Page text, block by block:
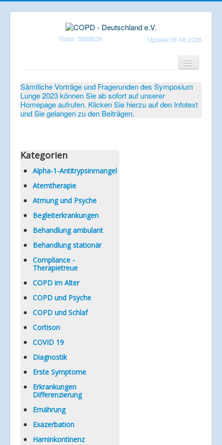
Visits: 5668639 Update:08.08.2026
Verein
Patientenbroschüren
Mediathek
Aktuelles
Veranstaltungen
Informationen
Verlinkungen
Sämtliche Vorträge und Fragerunden des Symposium
Lunge 2023 können Sie ab sofort auf unserer
Homepage aufrufen. Klicken Sie hierzu auf den Infotext
und Sie gelangen zu den Beiträgen.
Kategorien
Alpha-1-Antitrypsinmangel
Atemtherapie
Atmung und Psyche
Begleiterkrankungen
Behandlung ambulant
Behandlung stationär
Compliance -
Therapietreue
COPD im Alter
COPD und Psyche
COPD und Schlaf
Cortison
COVID 19
Diagnostik
Erste Symptome
Erkrankungen
Differenzierung
Ernährung
Exazerbation
Harninkontinenz